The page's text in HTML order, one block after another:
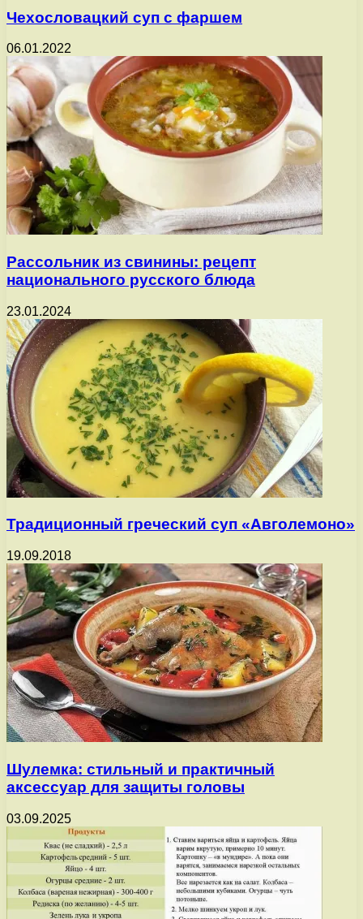
Чехословацкий суп с фаршем
06.01.2022
Рассольник из свинины: рецепт
национального русского блюда
23.01.2024
Традиционный греческий суп «Авголемоно»
19.09.2018
Шулемка: стильный и практичный
аксессуар для защиты головы
03.09.2025